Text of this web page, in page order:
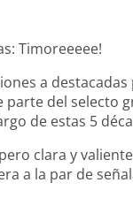
Timoreeeee!
a
parte del selecto
de estas 5
clara y
a la par de